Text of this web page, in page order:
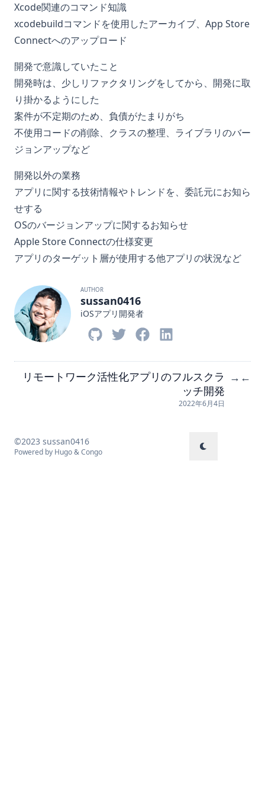
Xcode関連のコマンド知識
xcodebuildコマンドを使用したアーカイブ、App Store
Connectへのアップロード
開発で意識していたこと
開発時は、少しリファクタリングをしてから、開発に取
り掛かるようにした
案件が不定期のため、負債がたまりがち
不使用コードの削除、クラスの整理、ライブラリのバー
ジョンアップなど
開発以外の業務
アプリに関する技術情報やトレンドを、委託元にお知ら
せする
OSのバージョンアップに関するお知らせ
Apple Store Connectの仕様変更
アプリのターゲット層が使用する他アプリの状況など
AUTHOR
sussan0416
iOSアプリ開発者
リモートワーク活性化アプリのフルスクラ
ッチ開発
2022年6月4日
→ ←
©2023 sussan0416
Powered by Hugo&Congo